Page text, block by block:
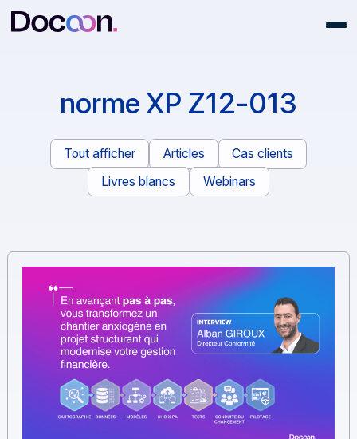
norme XP Z12-013
Tout afficher Articles
Cas clients
Livres blancs
Webinars